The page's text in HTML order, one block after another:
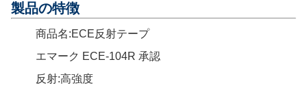
製品の特徴
商品名:ECE反射テープ
エマーク ECE-104R 承認
反射:高強度